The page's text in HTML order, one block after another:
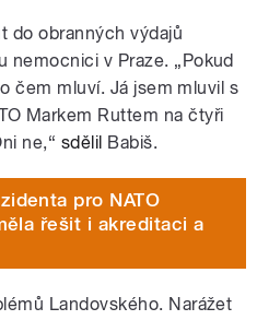
do obranných výdajů
nemocnici v Praze. „Pokud
čem mluví. Já jsem mluvil s
Markem Ruttem na čtyři
ne,“ sdělil Babiš.
pro NATO
řešit i akreditaci a
Landovského. Narážet